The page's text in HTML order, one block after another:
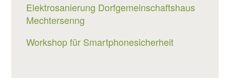
Elektrosanierung Dorfgemeinschaftshaus
Mechtersenng
Workshop für Smartphonesicherheit